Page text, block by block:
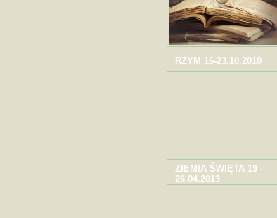
RZYM 16-23.10.2010
ZIEMIA ŚWIĘTA 19 -
26.04.2013